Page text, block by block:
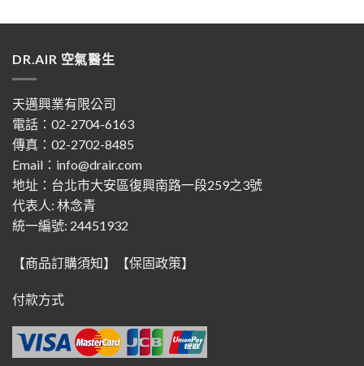
DR.AIR 空氣醫生
天邁興業有限公司
電話：02-2704-6163
傳真：02-2702-8485
Email：info@drair.com
地址： 台北市大安區復興南路一段259之3號
代表人: 林念青
統一編號: 24451932
【商品訂購須知】 【保固政策】
付款方式